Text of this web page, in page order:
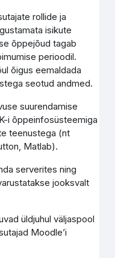
rollide ja
isikute
õppejõud tagab
perioodil.
õigus eemaldada
seotud andmed.
suurendamise
i õppeinfosüsteemiga
teenustega (nt
Matlab).
serverites ning
jooksvalt
üldjuhul väljaspool
Moodle’i